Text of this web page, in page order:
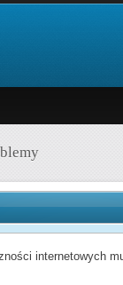
internetowych